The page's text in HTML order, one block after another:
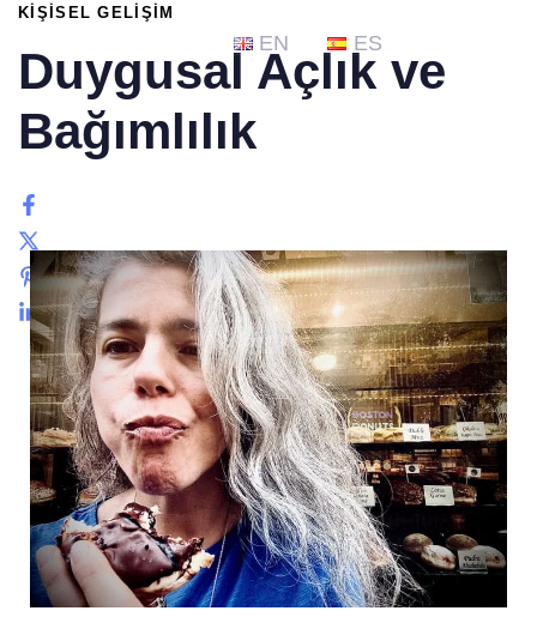
EN ES
PUBLISHED
KIŞISEL GELIŞIM
Duygusal Açlık ve
Bağımlılık